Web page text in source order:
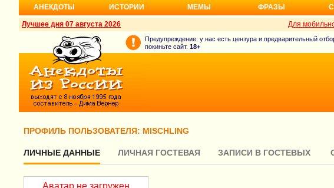
АНЕКДОТЫ ИСТОРИИ МЕМЫ ФРАЗЫ
Лучшее дня 07 августа 2026 Для
Предупреждение: у нас есть цензура и предварительный
покиньте сайт. 18+
ПРОФИЛЬ ПОЛЬЗОВАТЕЛЯ: MISCHLING
ЛИЧНЫЕ ДАННЫЕ ЛИЧНАЯ ГОСТЕВАЯ ЗАПИСИ В ГОСТЕВЫХ
Аватар не загружен